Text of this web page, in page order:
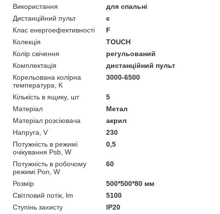
Використання
для спальні
Дистанційний пульт
є
Клас енергоефективності
F
Колекція
TOUCH
Колір свічення
регульований
Комплектація
дистанційний пульт
Корельована колірна
температура, K
3000-6500
Кількість в ящику, шт
5
Матеріал
Метал
Матеріал розсіювача
акрил
Напруга, V
230
Потужність в режимі
очікування Psb, W
0,5
Потужність в робочому
режимі Pon, W
60
Розмір
500*500*80 мм
Світловий потік, lm
5100
Ступінь захисту
IP20